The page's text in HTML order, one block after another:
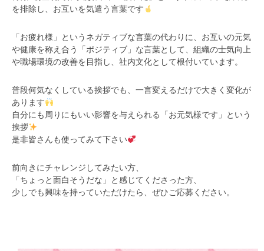
を排除し、お互いを気遣う言葉です
「お疲れ様」というネガティブな言葉の代わりに、お互いの元気
や健康を称え合う「ポジティブ」な言葉として、組織の士気向上
や職場環境の改善を目指し、社内文化として根付いています。
普段何気なくしている挨拶でも、一言変えるだけで大きく変化が
あります
自分にも周りにもいい影響を与えられる「お元気様です」という
挨拶
是非皆さんも使ってみて下さい
前向きにチャレンジしてみたい方、
「ちょっと面白そうだな」と感じてくださった方、
少しでも興味を持っていただけたら、ぜひご応募ください。